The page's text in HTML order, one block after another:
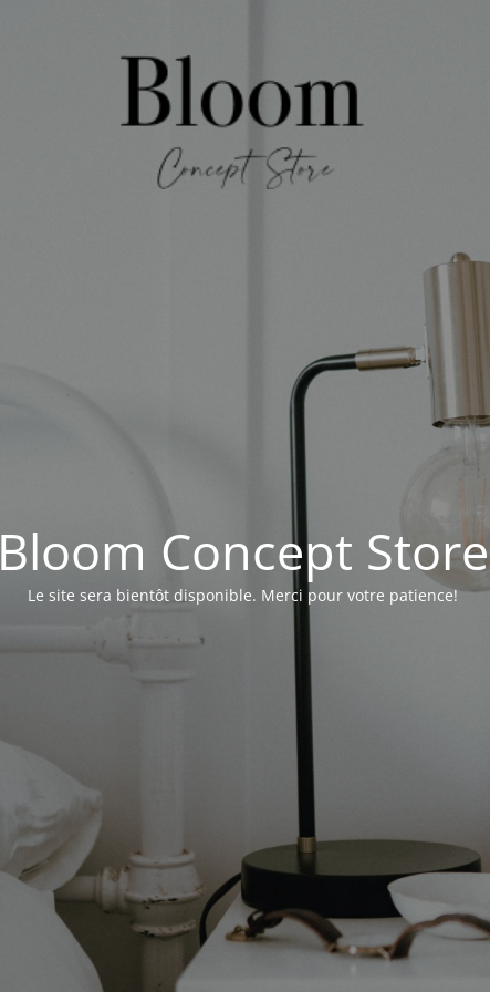
Bloom Concept Store
Le site sera bientôt disponible. Merci pour votre patience!